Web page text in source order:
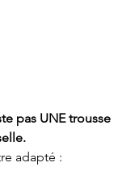
pas UNE trousse
adapté :